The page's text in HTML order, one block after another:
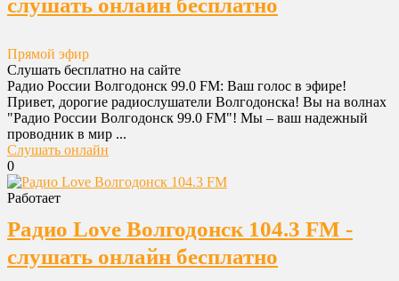
слушать онлайн бесплатно
Прямой эфир
Слушать бесплатно на сайте
Радио России Волгодонск 99.0 FM: Ваш голос в эфире!
Привет, дорогие радиослушатели Волгодонска! Вы на волнах
"Радио России Волгодонск 99.0 FM"! Мы – ваш надежный
проводник в мир ...
Слушать онлайн
0
Работает
Радио Love Волгодонск 104.3 FM -
слушать онлайн бесплатно